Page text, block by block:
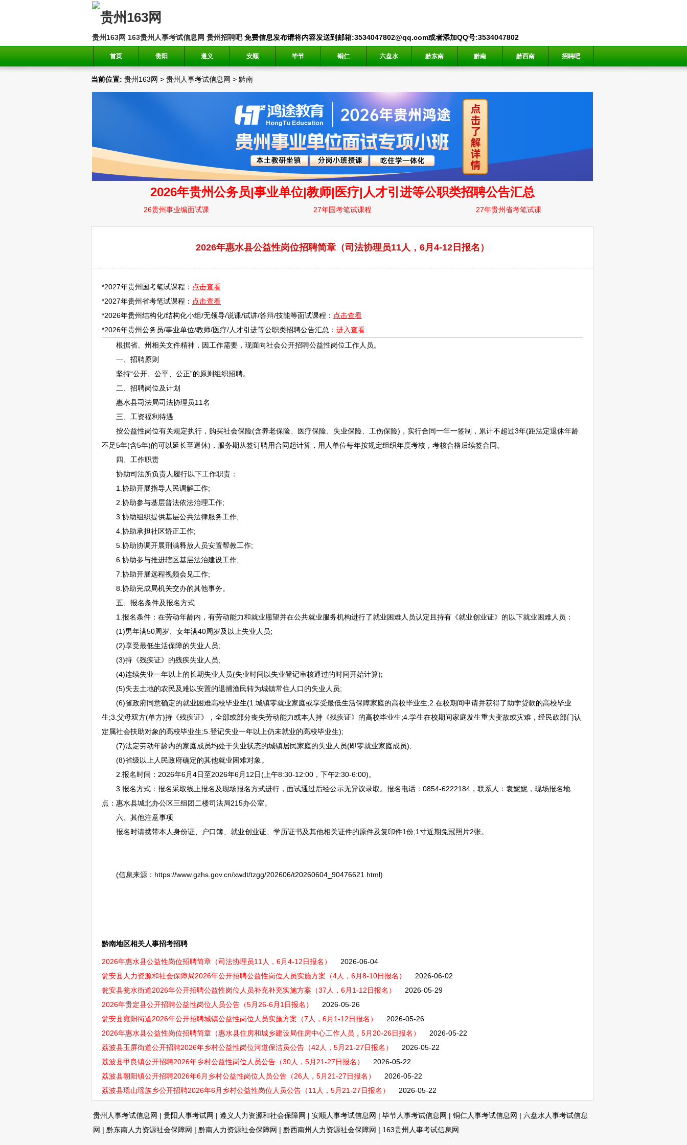
贵州163网 163贵州人事考试信息网 贵州招聘吧免费信息发布请将内容发送到邮箱:3534047802@qq.com或者添加QQ号:3534047802
首页 贵阳 遵义 安顺 毕节 铜仁 六盘水 黔东南 黔南 黔西南 招聘吧
当前位置: 贵州163网 > 贵州人事考试信息网 > 黔南
2026年惠水县公益性岗位招聘简章（司法协理员11人，6月4-12日报名）
*2027年贵州国考笔试课程： 点击查看
*2027年贵州省考笔试课程： 点击查看
*2026年贵州结构化/结构化小组/无领导/说课/试讲/答辩/技能等面试课程： 点击查看
*2026年贵州公务员/事业单位/教师/医疗/人才引进等公职类招聘公告汇总： 进入查看
根据省、州相关文件精神，因工作需要，现面向社会公开招聘公益性岗位工作人员。
一、 招聘原则
坚持“公开、公平、公正”的原则组织招聘。
二、 招聘岗位及计划
惠水县司法局司法协理员11名
三、工资福利待遇
按公益性岗位有关规定执行，购买社会保险(含养老保险、医疗保险、失业保险、工伤保险)，实行合同一年一签制，累计不超过3年(距法定退休年龄
不足5年(含5年)的可以延长至退休)，服务期从签订聘用合同起计算，用人单位每年按规定组织年度考核，考核合格后续签合同。
四、工作职责
协助司法所负责人履行以下工作职责：
1.协助开展指导人民调解工作;
2.协助参与基层普法依法治理工作;
3.协助组织提供基层公共法律服务工作;
4.协助承担社区矫正工作;
5.协助协调开展刑满释放人员安置帮教工作;
6.协助参与推进辖区基层法治建设工作;
7.协助开展远程视频会见工作;
8.协助完成局机关交办的其他事务。
五、报名条件及报名方式
1.报名条件：在劳动年龄内，有劳动能力和就业愿望并在公共就业服务机构进行了就业困难人员认定且持有《就业创业证》的以下就业困难人员：
(1)男年满50周岁、女年满40周岁及以上失业人员;
(2)享受最低生活保障的失业人员;
(3)持《残疾证》的残疾失业人员;
(4)连续失业一年以上的长期失业人员(失业时间以失业登记审核通过的时间开始计算);
(5)失去土地的农民及难以安置的退捕渔民转为城镇常住人口的失业人员;
(6)省政府同意确定的就业困难高校毕业生(1.城镇零就业家庭或享受最低生活保障家庭的高校毕业生;2.在校期间申请并获得了助学贷款的高校毕业
生;3.父母双方(单方)持《残疾证》，全部或部分丧失劳动能力或本人持《残疾证》的高校毕业生;4.学生在校期间家庭发生重大变故或灾难，经民政部门认
定属社会扶助对象的高校毕业生;5.登记失业一年以上仍未就业的高校毕业生);
(7)法定劳动年龄内的家庭成员均处于失业状态的城镇居民家庭的失业人员(即零就业家庭成员);
(8)省级以上人民政府确定的其他就业困难对象。
2.报名时间：2026年6月4日至2026年6月12日(上午8:30-12:00，下午2:30-6:00)。
3.报名方式：报名采取线上报名及现场报名方式进行，面试通过后经公示无异议录取。报名电话：0854-6222184，联系人：袁妮妮，现场报名地
点： 惠水县城北办公区三组团二楼司法局215办公室。
六、其他注意事项
报名时请携带本人身份证、户口簿、就业创业证、学历证书及其他相关证件的原件及复印件1份;1寸近期免冠照片2张。
(信息来源：https://www.gzhs.gov.cn/xwdt/tzgg/202606/t20260604_90476621.html)
黔南地区相关人事招考招聘
2026年惠水县公益性岗位招聘简章（司法协理员11人，6月4-12日报名）
2026-06-04
瓮安县人力资源和社会保障局2026年公开招聘公益性岗位人员实施方案（4人，6月8-10日报名）
2026-06-02
瓮安县瓮水街道2026年公开招聘公益性岗位人员补充补充实施方案（37人，6月1-12日报名）
2026-05-29
2026年贵定县公开招聘公益性岗位人员公告（5月26-6月1日报名）
2026-05-26
瓮安县雍阳街道2026年公开招聘城镇公益性岗位人员实施方案（7人，6月1-12日报名）
2026-05-26
2026年惠水县公益性岗位招聘简章（惠水县住房和城乡建设局住房中心工作人员，5月20-26日报名）
2026-05-22
​荔波县玉屏街道公开招聘2026年乡村公益性岗位河道保洁员公告（42人，5月21-27日报名）
2026-05-22
荔波县甲良镇公开招聘2026年乡村公益性岗位人员公告（30人，5月21-27日报名）
2026-05-22
荔波县朝阳镇公开招聘2026年6月乡村公益性岗位人员公告（26人，5月21-27日报名）
2026-05-22
荔波县瑶山瑶族乡公开招聘2026年6月乡村公益性岗位人员公告（11人，5月21-27日报名）
2026-05-22
贵州人事考试信息网 | 贵阳人事考试网 | 遵义人力资源和社会保障网 | 安顺人事考试信息网 | 毕节人事考试信息网 | 铜仁人事考试信息网 | 六盘水人事考试信息
网 | 黔东南人力资源社会保障网 | 黔南人力资源社会保障网 | 黔西南州人力资源社会保障网 | 163贵州人事考试信息网